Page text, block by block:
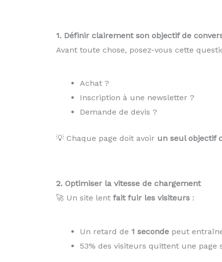
1. Définir clairement son objectif de
Avant toute chose, posez-vous cette
Achat ?
Inscription à une newsletter ?
Demande de devis ?
💡 Chaque page doit avoir un seul objectif
2. Optimiser la vitesse de chargement
🚀 Un site lent fait fuir les visiteurs:
Un retard de 1 secondepeut
53% des visiteurs quittent une